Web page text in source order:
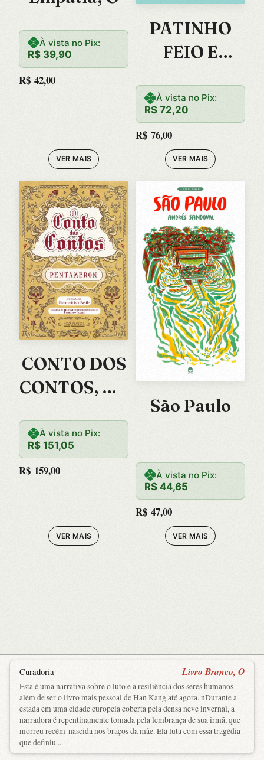
À vista no Pix:
R$ 39,90
R$ 42,00
VER MAIS
PATINHO
FEIO E
HISTORIAS,
O
À vista no Pix:
R$ 72,20
R$ 76,00
VER MAIS
CONTO DOS
CONTOS, O –
ON
À vista no Pix:
R$ 151,05
R$ 159,00
VER MAIS
São Paulo
À vista no Pix:
R$ 44,65
R$ 47,00
VER MAIS
Curadoria Livro Branco, O
Esta é uma narrativa sobre o luto e a resiliência dos seres humanos
além de ser o livro mais pessoal de Han Kang até agora. nDurante a
estada em uma cidade europeia coberta pela densa neve invernal, a
narradora é repentinamente tomada pela lembrança de sua irmã, que
morreu recém-nascida nos braços da mãe. Ela luta com essa tragédia
que definiu...